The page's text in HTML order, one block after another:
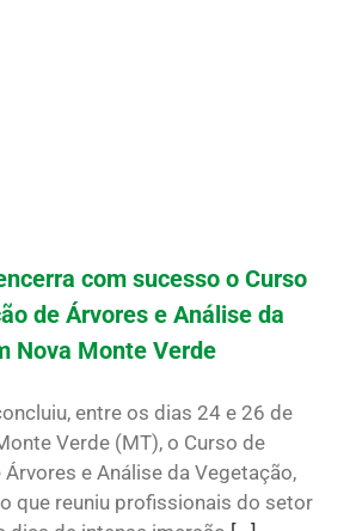
com sucesso o Curso
de Árvores e Análise da
Nova Monte Verde
entre os dias 24 e 26 de
Verde (MT), o Curso de
e Análise da Vegetação,
que reuniu profissionais do setor